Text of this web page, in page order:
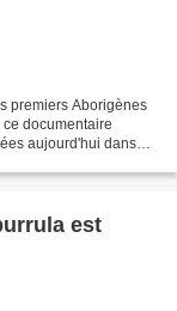
premiers Aborigènes
documentaire
aujourd'hui dans
est